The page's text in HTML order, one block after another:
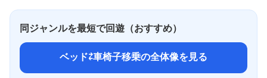
同ジャンルを最短で回遊（おすすめ）
ベッド⇄車椅子移乗の全体像を見る